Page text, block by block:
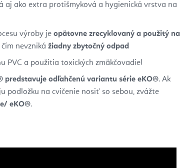
aj ako extra protišmyková a hygienická vrstva na
výroby je opätovne zrecyklovaný a použitý na
čím nevzniká žiadny zbytočný odpad
PVC a použitia toxických zmäkčovadiel
predstavuje odľahčenú variantu série eKO®. Ak
podložku na cvičenie nosiť so sebou, zvážte
eKO®.